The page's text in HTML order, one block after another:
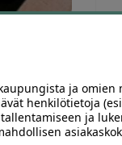
ja omien
henkilötietoja
ja